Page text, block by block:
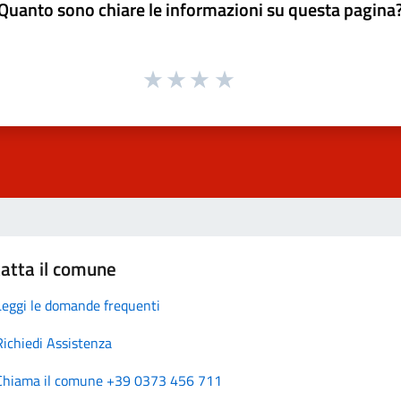
sono chiare le informazioni su questa
il comune
le domande frequenti
Assistenza
il comune +39 0373 456 711